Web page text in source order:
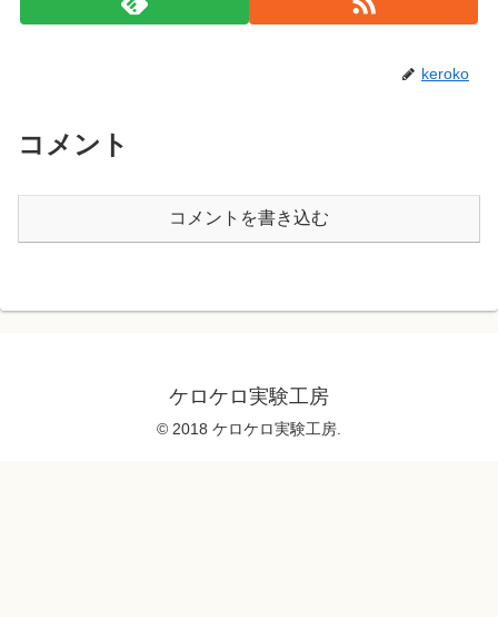
keroko
コメント
コメントを書き込む
ケロケロ実験工房
© 2018 ケロケロ実験工房.